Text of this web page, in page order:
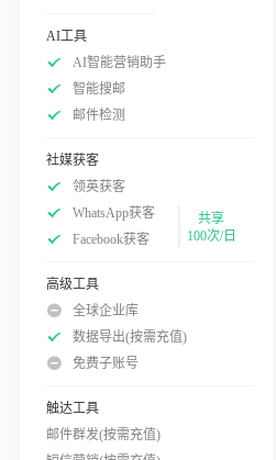
AI工具
AI智能营销助手
智能搜邮
邮件检测
社媒获客
领英获客
WhatsApp获客
Facebook获客
共享
100次/日
高级工具
全球企业库
数据导出(按需充值)
免费子账号
触达工具
邮件群发(按需充值)